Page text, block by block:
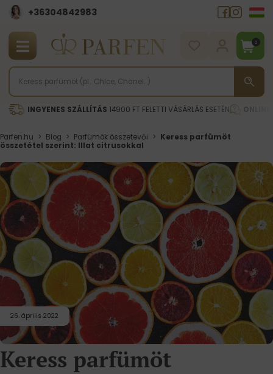
+36304842983
0
INGYENES SZÁLLÍTÁS 14900 FT FELETTI VÁSÁRLÁS ESETÉN
Parfen.hu > Blog > Parfümök összetevői > Keress parfümöt
összetétel szerint: Illat citrusokkal
26. április 2022
Keress parfümöt